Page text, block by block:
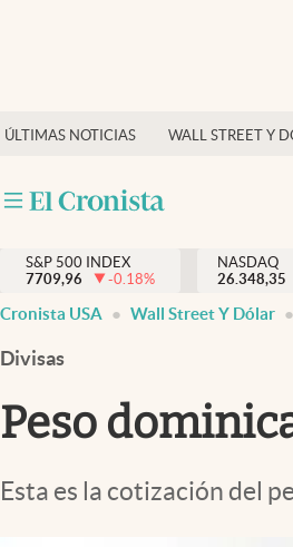
ÚLTIMAS NOTICIAS WALL STREET Y
Finanzas y economía
Inmigración
Trending
Streaming
S&P 500 INDEX
7709,96
-0.18%
NASDAQ
26.348,35
Cronista USA Wall Street Y Dólar
Divisas
Peso
Esta es la cotización del